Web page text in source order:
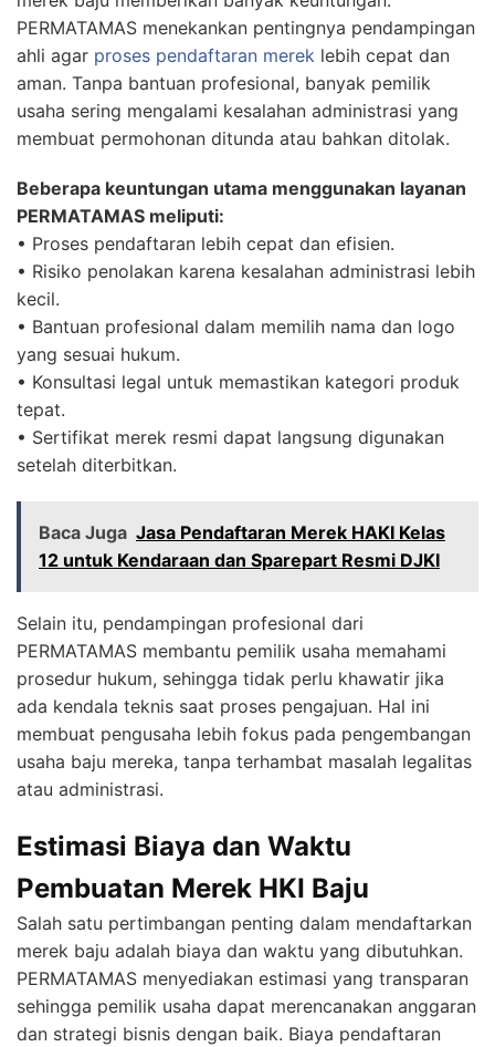
PERMATAMAS menekankan pentingnya pendampingan
ahli agar proses pendaftaran merek lebih cepat dan
aman. Tanpa bantuan profesional, banyak pemilik
usaha sering mengalami kesalahan administrasi yang
membuat permohonan ditunda atau bahkan ditolak.
Beberapa keuntungan utama menggunakan layanan
PERMATAMAS meliputi:
• Proses pendaftaran lebih cepat dan efisien.
• Risiko penolakan karena kesalahan administrasi lebih
kecil.
• Bantuan profesional dalam memilih nama dan logo
yang sesuai hukum.
• Konsultasi legal untuk memastikan kategori produk
tepat.
• Sertifikat merek resmi dapat langsung digunakan
setelah diterbitkan.
Baca Juga Jasa Pendaftaran Merek HAKI Kelas
12 untuk Kendaraan dan Sparepart Resmi DJKI
Selain itu, pendampingan profesional dari
PERMATAMAS membantu pemilik usaha memahami
prosedur hukum, sehingga tidak perlu khawatir jika
ada kendala teknis saat proses pengajuan. Hal ini
membuat pengusaha lebih fokus pada pengembangan
usaha baju mereka, tanpa terhambat masalah legalitas
atau administrasi.
Estimasi Biaya dan Waktu
Pembuatan Merek HKI Baju
Salah satu pertimbangan penting dalam mendaftarkan
merek baju adalah biaya dan waktu yang dibutuhkan.
PERMATAMAS menyediakan estimasi yang transparan
sehingga pemilik usaha dapat merencanakan anggaran
dan strategi bisnis dengan baik. Biaya pendaftaran